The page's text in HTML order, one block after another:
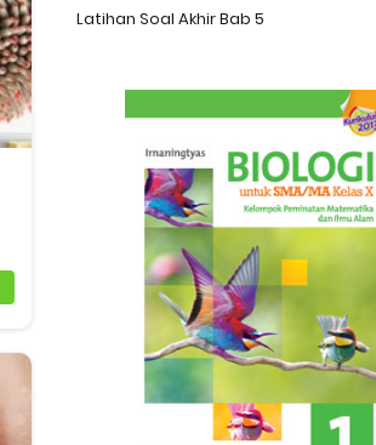
Latihan Soal Akhir Bab 5